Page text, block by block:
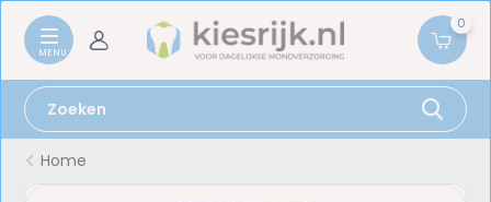
0
Home